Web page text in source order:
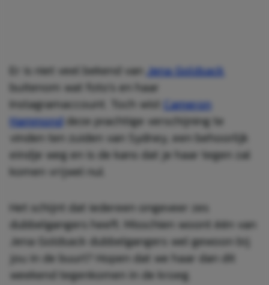
Er is niet veel bekend van Jena Goldsack
buitenom wat foto’s en haar
Instagramaccount. Toch wist Cameron
Hammonddeze prachtige verschijning te
vinden ten zuiden van Sydney, een behoorlijk
eindje weg en is de kans dat je haar tegen zal
komen vrijwel nul.
Het schijnt dat iedereen ongeveer zes
dubbelgangers heeft. Misschien woont één van
Jena Goldsack dubbelgangers wel gewoon bij
jou in de buurt? Hopen dat we haar dan dit
weekend tegenkomen in de kroeg.